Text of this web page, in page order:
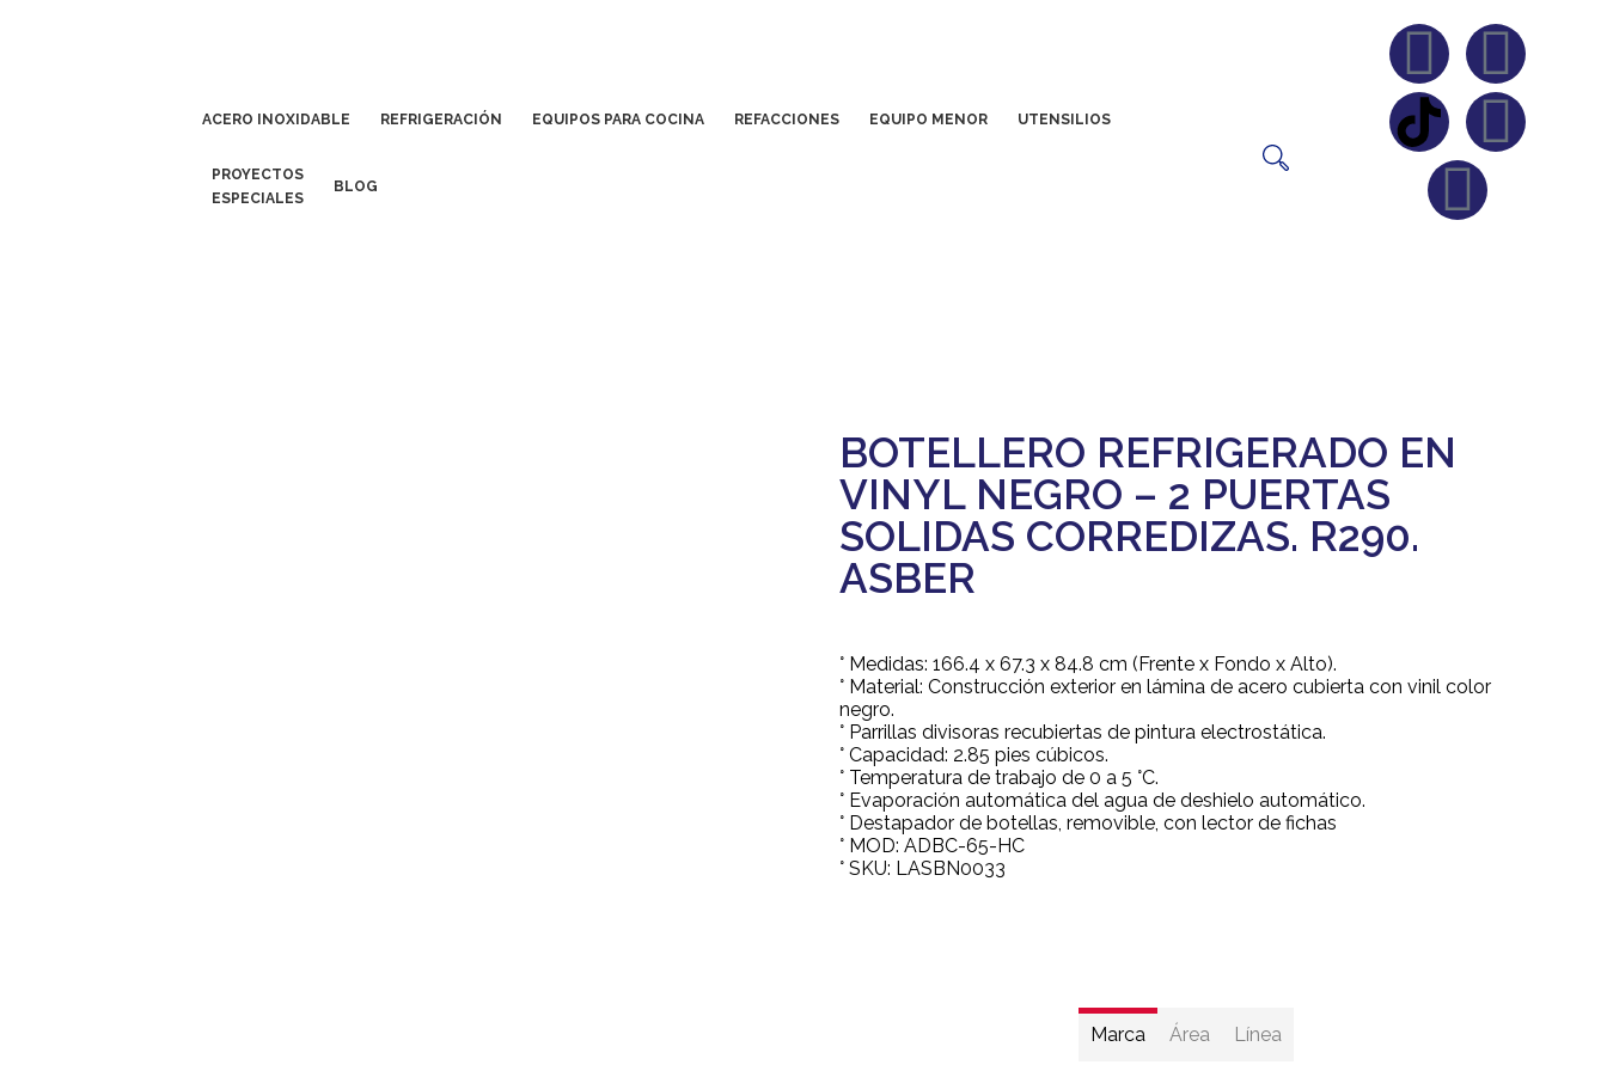
ACERO INOXIDABLE REFRIGERACIÓN EQUIPOS PARA COCINA REFACCIONES EQUIPO MENOR UTENSILIOS
PROYECTOS
ESPECIALES
BLOG
BOTELLERO REFRIGERADO EN
VINYL NEGRO – 2 PUERTAS
SOLIDAS CORREDIZAS. R290.
ASBER
° Medidas: 166.4 x 67.3 x 84.8 cm (Frente x Fondo x Alto).
° Material: Construcción exterior en lámina de acero cubierta con vinil color
negro.
° Parrillas divisoras recubiertas de pintura electrostática.
° Capacidad: 2.85 pies cúbicos.
° Temperatura de trabajo de 0 a 5 °C.
° Evaporación automática del agua de deshielo automático.
° Destapador de botellas, removible, con lector de fichas
° MOD: ADBC-65-HC
° SKU: LASBN0033
Marca Área Línea